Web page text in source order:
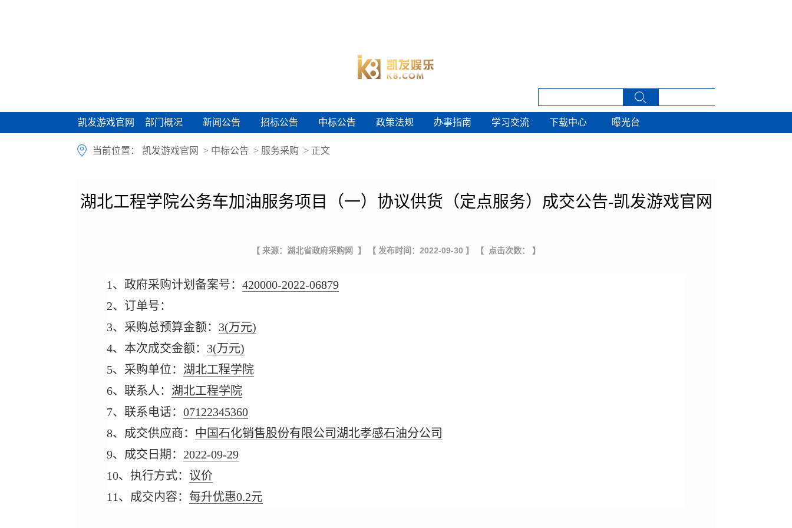
凯发游戏官网
凯发游戏官网 部门概况
部门概况 新闻公告
新闻公告 招标公告
招标公告 中标公告
中标公告 政策法规
政策法规 办事指南
办事指南 学习交流
学习交流 下载中心
下载中心 曝光台
曝光台
当前位置： 凯发游戏官网 > 中标公告 > 服务采购 > 正文
湖北工程学院公务车加油服务项目（一）协议供货（定点服务）成交公告-凯发游戏官网
【 来源：湖北省政府采购网 】 【 发布时间：2022-09-30 】 【 点击次数： 】
1、政府采购计划备案号： 420000-2022-06879
2、订单号：
3、采购总预算金额： 3(万元)
4、本次成交金额： 3(万元)
5、采购单位： 湖北工程学院
6、联系人： 湖北工程学院
7、联系电话： 07122345360
8、成交供应商： 中国石化销售股份有限公司湖北孝感石油分公司
9、成交日期： 2022-09-29
10、执行方式： 议价
11、成交内容： 每升优惠0.2元